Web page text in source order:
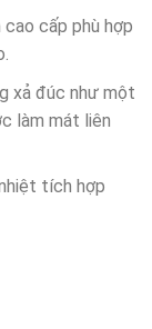
cấp phù hợp
xả đúc như một
làm mát liên
tích hợp